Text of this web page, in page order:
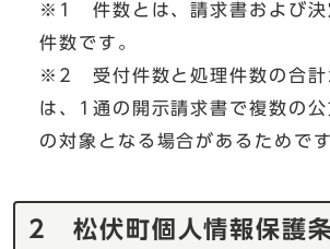
※1 件数とは、請求書および決
件数です。
※2 受付件数と処理件数の合計
は、1通の開示請求書で複数の
の対象となる場合があるためです
2 松伏町個人情報保護